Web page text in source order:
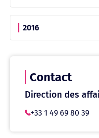
2016
Contact
Direction des
+33 1 49 69 80 39